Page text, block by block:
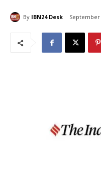
By IBN24 Desk September